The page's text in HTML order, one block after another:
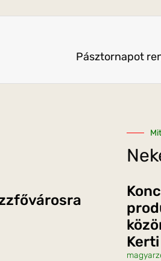
Pásztornapot